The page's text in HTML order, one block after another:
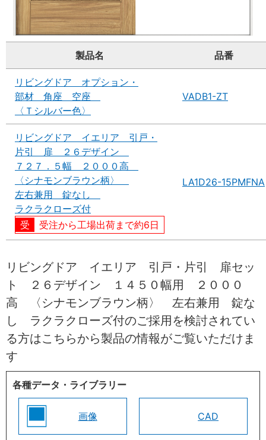
製品名 品番
リビングドア オプション・
部材 角座 空座
〈Ｔシルバー色〉
VADB1-ZT
リビングドア イエリア 引戸・
片引 扉 ２６デザイン
７２７．５幅 ２０００高
〈シナモンブラウン柄〉
左右兼用 錠なし
ラクラクローズ付
受注から工場出荷まで約6日
LA1D26-15PMFNA
リビングドア イエリア 引戸・片引 扉セッ
ト ２６デザイン １４５０幅用 ２０００
高 〈シナモンブラウン柄〉 左右兼用 錠な
し ラクラクローズ付のご採用を検討されてい
る方はこちらから製品の情報がご覧いただけま
す
各種データ・ライブラリー
画像 CAD